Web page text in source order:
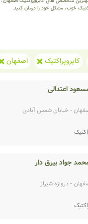
خوب، مشکل خود را درمان کنید.
کایروپراکتیک اصفهان
اعتدالی
- خیابان شمس آبادی
جواد بیرق دار
- دروازه شیراز